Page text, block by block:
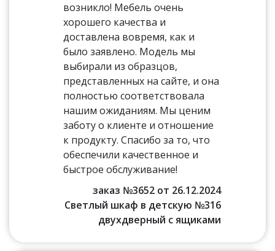
возникло! Мебель очень
хорошего качества и
доставлена вовремя, как и
было заявлено. Модель мы
выбирали из образцов,
представленных на сайте, и она
полностью соответствовала
нашим ожиданиям. Мы ценим
заботу о клиенте и отношение
к продукту. Спасибо за то, что
обеспечили качественное и
быстрое обслуживание!
заказ №3652 от 26.12.2024
Светлый шкаф в детскую №316
двухдверный с ящиками